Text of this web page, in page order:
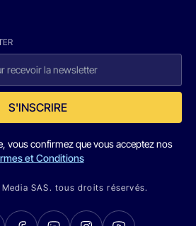
S'INSCRIRE
vous confirmez que vous acceptez nos
et Conditions
SAS. tous droits réservés.